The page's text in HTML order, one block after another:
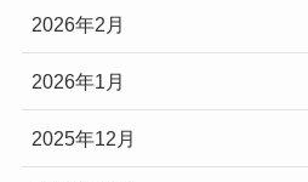
2026年2月
2026年1月
2025年12月